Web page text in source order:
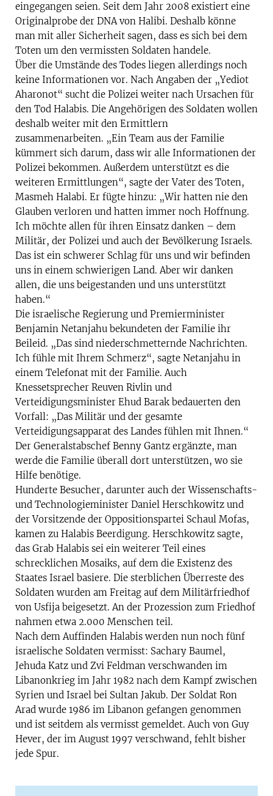
eingegangen seien. Seit dem Jahr 2008 existiert eine
Originalprobe der DNA von Halibi. Deshalb könne
man mit aller Sicherheit sagen, dass es sich bei dem
Toten um den vermissten Soldaten handele.
Über die Umstände des Todes liegen allerdings noch
keine Informationen vor. Nach Angaben der „Yediot
Aharonot“ sucht die Polizei weiter nach Ursachen für
den Tod Halabis. Die Angehörigen des Soldaten wollen
deshalb weiter mit den Ermittlern
zusammenarbeiten. „Ein Team aus der Familie
kümmert sich darum, dass wir alle Informationen der
Polizei bekommen. Außerdem unterstützt es die
weiteren Ermittlungen“, sagte der Vater des Toten,
Masmeh Halabi. Er fügte hinzu: „Wir hatten nie den
Glauben verloren und hatten immer noch Hoffnung.
Ich möchte allen für ihren Einsatz danken – dem
Militär, der Polizei und auch der Bevölkerung Israels.
Das ist ein schwerer Schlag für uns und wir befinden
uns in einem schwierigen Land. Aber wir danken
allen, die uns beigestanden und uns unterstützt
haben.“
Die israelische Regierung und Premierminister
Benjamin Netanjahu bekundeten der Familie ihr
Beileid. „Das sind niederschmetternde Nachrichten.
Ich fühle mit Ihrem Schmerz“, sagte Netanjahu in
einem Telefonat mit der Familie. Auch
Knessetsprecher Reuven Rivlin und
Verteidigungsminister Ehud Barak bedauerten den
Vorfall: „Das Militär und der gesamte
Verteidigungsapparat des Landes fühlen mit Ihnen.“
Der Generalstabschef Benny Gantz ergänzte, man
werde die Familie überall dort unterstützen, wo sie
Hilfe benötige.
Hunderte Besucher, darunter auch der Wissenschafts-
und Technologieminister Daniel Herschkowitz und
der Vorsitzende der Oppositionspartei Schaul Mofas,
kamen zu Halabis Beerdigung. Herschkowitz sagte,
das Grab Halabis sei ein weiterer Teil eines
schrecklichen Mosaiks, auf dem die Existenz des
Staates Israel basiere. Die sterblichen Überreste des
Soldaten wurden am Freitag auf dem Militärfriedhof
von Usfija beigesetzt. An der Prozession zum Friedhof
nahmen etwa 2.000 Menschen teil.
Nach dem Auffinden Halabis werden nun noch fünf
israelische Soldaten vermisst: Sachary Baumel,
Jehuda Katz und Zvi Feldman verschwanden im
Libanonkrieg im Jahr 1982 nach dem Kampf zwischen
Syrien und Israel bei Sultan Jakub. Der Soldat Ron
Arad wurde 1986 im Libanon gefangen genommen
und ist seitdem als vermisst gemeldet. Auch von Guy
Hever, der im August 1997 verschwand, fehlt bisher
jede Spur.